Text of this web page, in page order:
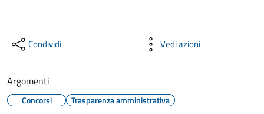
Condividi Vedi azioni
Argomenti
Concorsi Trasparenza amministrativa